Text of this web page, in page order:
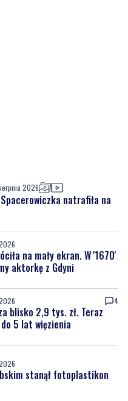
2026
natrafiła na
na mały ekran. W '1670'
aktorkę z Gdyni
4
blisko 2,9 tys. zł. Teraz
5 lat więzienia
stanął fotoplastikon